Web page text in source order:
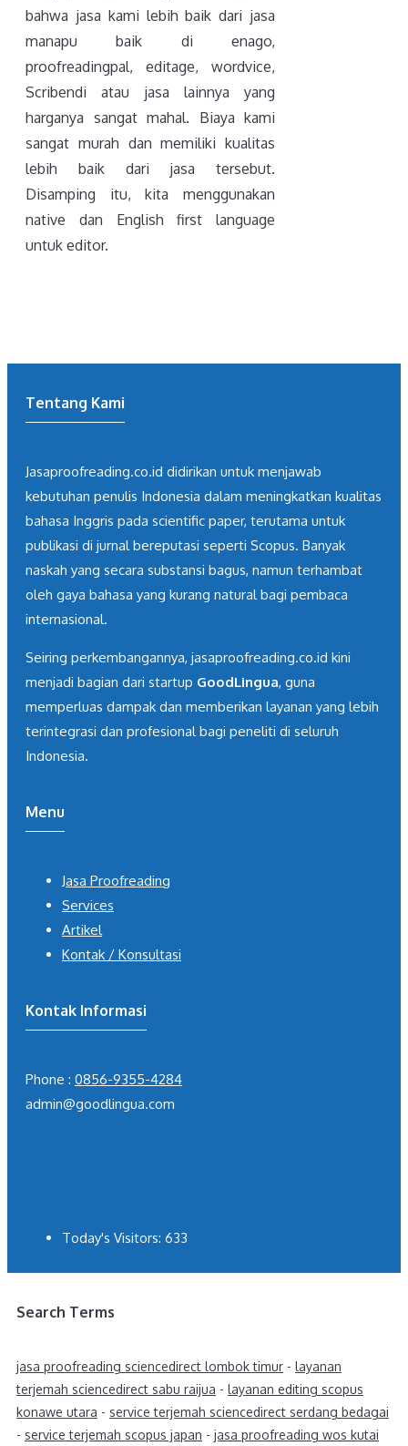
bahwa jasa kami lebih baik dari jasa
manapu baik di enago,
proofreadingpal, editage, wordvice,
Scribendi atau jasa lainnya yang
harganya sangat mahal. Biaya kami
sangat murah dan memiliki kualitas
lebih baik dari jasa tersebut.
Disamping itu, kita menggunakan
native dan English first language
untuk editor.
Tentang Kami
Jasaproofreading.co.id didirikan untuk menjawab
kebutuhan penulis Indonesia dalam meningkatkan kualitas
bahasa Inggris pada scientific paper, terutama untuk
publikasi di jurnal bereputasi seperti Scopus. Banyak
naskah yang secara substansi bagus, namun terhambat
oleh gaya bahasa yang kurang natural bagi pembaca
internasional.
Seiring perkembangannya, jasaproofreading.co.id kini
menjadi bagian dari startup GoodLingua, guna
memperluas dampak dan memberikan layanan yang lebih
terintegrasi dan profesional bagi peneliti di seluruh
Indonesia.
Menu
Jasa Proofreading
Services
Artikel
Kontak / Konsultasi
Kontak Informasi
Phone : 0856-9355-4284
admin@goodlingua.com
Today's Visitors: 633
Search Terms
jasa proofreading sciencedirect lombok timur - layanan
terjemah sciencedirect sabu raijua - layanan editing scopus
konawe utara - service terjemah sciencedirect serdang bedagai
- service terjemah scopus japan - jasa proofreading wos kutai